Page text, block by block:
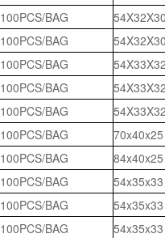
100PCS/BAG
100PCS/BAG
100PCS/BAG
100PCS/BAG
100PCS/BAG
100PCS/BAG
70x40x25
100PCS/BAG
84x40x25
100PCS/BAG
54x35x33
100PCS/BAG
54x35x33
100PCS/BAG
54x35x33